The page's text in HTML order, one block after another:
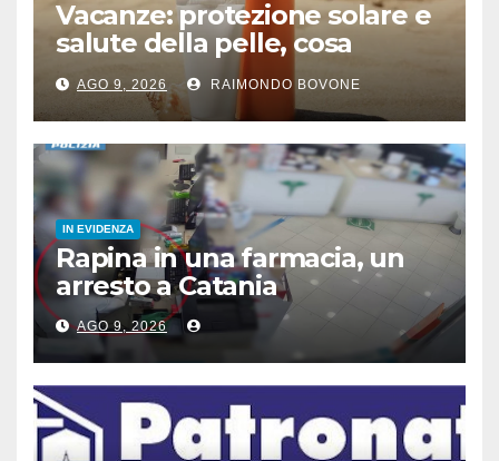
Vacanze: protezione solare e
salute della pelle, cosa
dicono le evidenze
scientifiche
AGO 9, 2026 RAIMONDO BOVONE
IN EVIDENZA
Rapina in una farmacia, un
arresto a Catania
AGO 9, 2026